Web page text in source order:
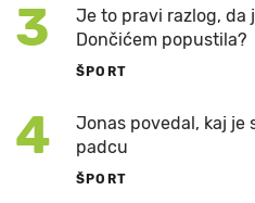
3
Je to pravi razlog, da
Dončićem popustila?
ŠPORT
4
Jonas povedal, kaj je
padcu
ŠPORT